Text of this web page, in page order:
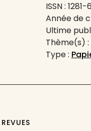
ISSN : 1281-
Année de
Ultime
Thème(s) :
Type :